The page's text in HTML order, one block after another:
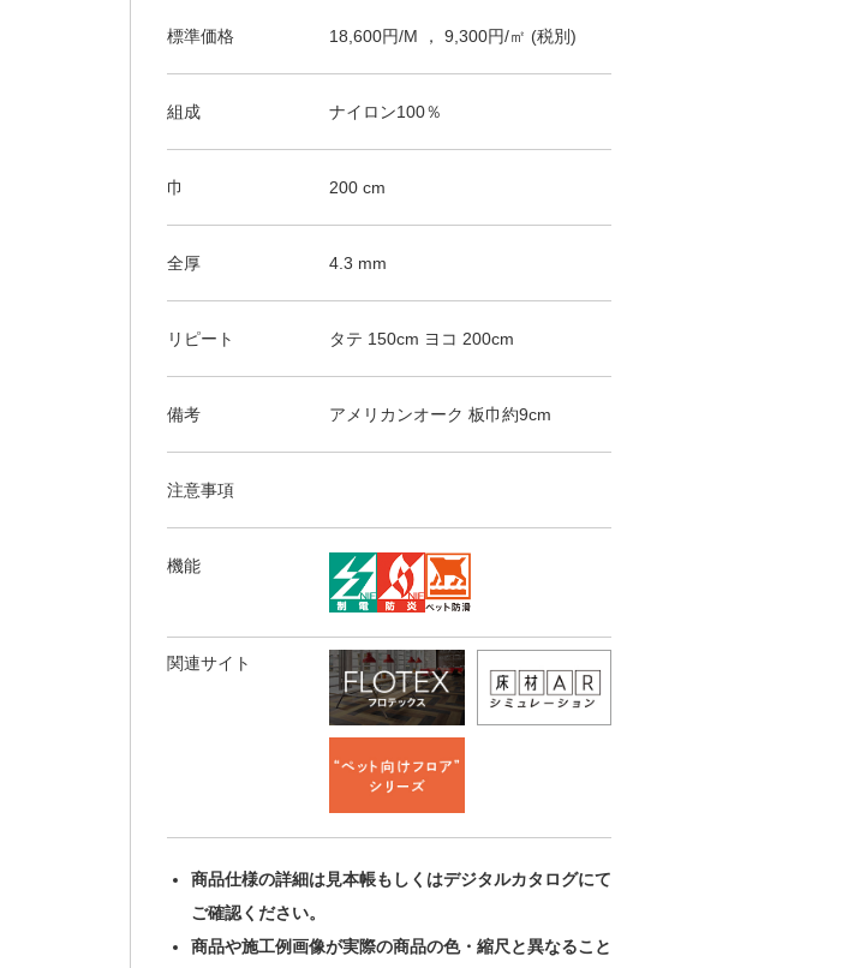
標準価格 18,600円/M ， 9,300円/㎡ (税別)
組成 ナイロン100％
巾 200 cm
全厚 4.3 mm
リピート タテ 150cm ヨコ 200cm
備考 アメリカンオーク 板巾約9cm
注意事項
機能
関連サイト
商品仕様の詳細は見本帳もしくはデジタルカタログにて
ご確認ください。
商品や施工例画像が実際の商品の色・縮尺と異なること